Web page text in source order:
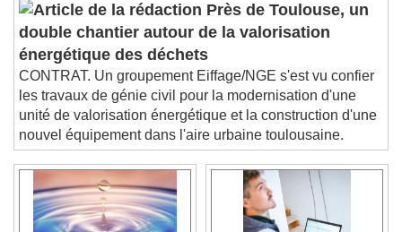
Audio Track
Picture-in-Picture
Fullscreen
This is a modal window.
Beginning of dialog window. Escape will cancel
and close the window.
Text
Color
Text Background
Près de Toulouse, un
double chantier autour de la valorisation
énergétique des déchets
CONTRAT. Un groupement Eiffage/NGE s'est vu confier
les travaux de génie civil pour la modernisation d'une
unité de valorisation énergétique et la construction d'une
nouvel équipement dans l'aire urbaine toulousaine.